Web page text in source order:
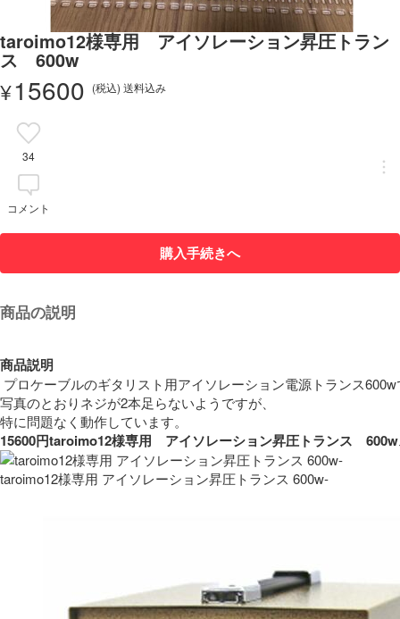
taroimo12様専用 アイソレーション昇圧トラン
ス 600w
¥15600 (税込) 送料込み
34
コメント
購入手続きへ
商品の説明
商品説明
プロケーブルのギタリスト用アイソレーション電源トランス
写真のとおりネジが2本足らないようですが、
15600円taroimo12様専用　アイソレーション昇圧トランス　
taroimo12様専用 アイソレーション昇圧トランス 600w-